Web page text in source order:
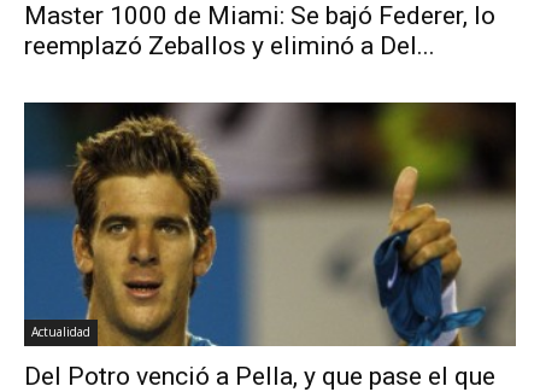
Master 1000 de Miami: Se bajó Federer, lo
reemplazó Zeballos y eliminó a Del...
Actualidad
Del Potro venció a Pella, y que pase el que